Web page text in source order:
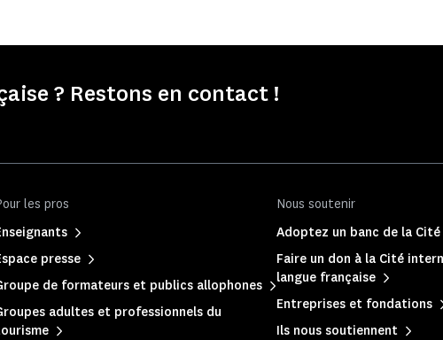
? Restons en contact !
les pros
presse
de formateurs et publics allophones
adultes et professionnels du
Nous soutenir
Adoptez un banc de la Cité
Faire un don à la Cité
langue française
Entreprises et fondations
Ils nous soutiennent